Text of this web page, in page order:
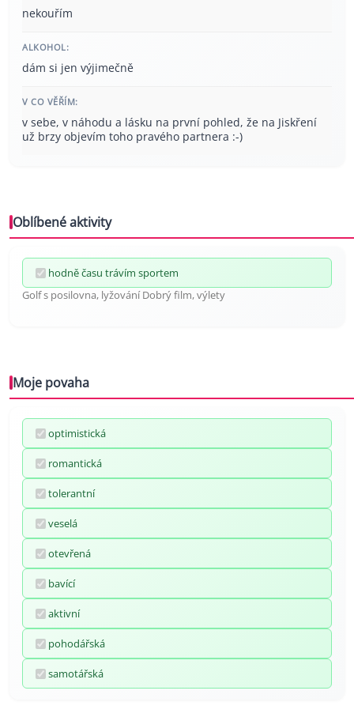
nekouřím
ALKOHOL:
dám si jen výjimečně
V CO VĚŘÍM:
v sebe, v náhodu a lásku na první pohled, že na Jiskření
už brzy objevím toho pravého partnera :-)
Oblíbené aktivity
hodně času trávím sportem
Golf s posilovna, lyžování Dobrý film, výlety
Moje povaha
optimistická
romantická
tolerantní
veselá
otevřená
bavící
aktivní
pohodářská
samotářská